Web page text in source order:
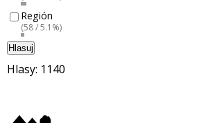
Región
(58 / 5.1%)
Hlasuj
Hlasy: 1140